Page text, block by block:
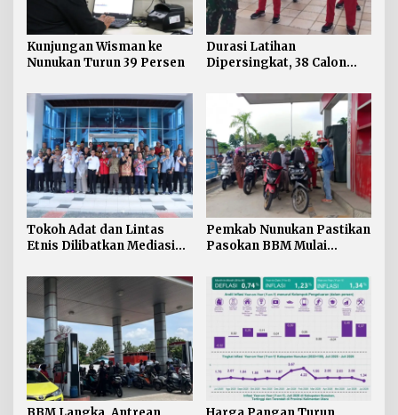
Kunjungan Wisman ke
Nunukan Turun 39 Persen
Durasi Latihan
Dipersingkat, 38 Calon
Digembleng Tampil
Maksimal
Tokoh Adat dan Lintas
Etnis Dilibatkan Mediasi
Nunukan
Pemkab Nunukan Pastikan
Pasokan BBM Mulai
Didistribusikan